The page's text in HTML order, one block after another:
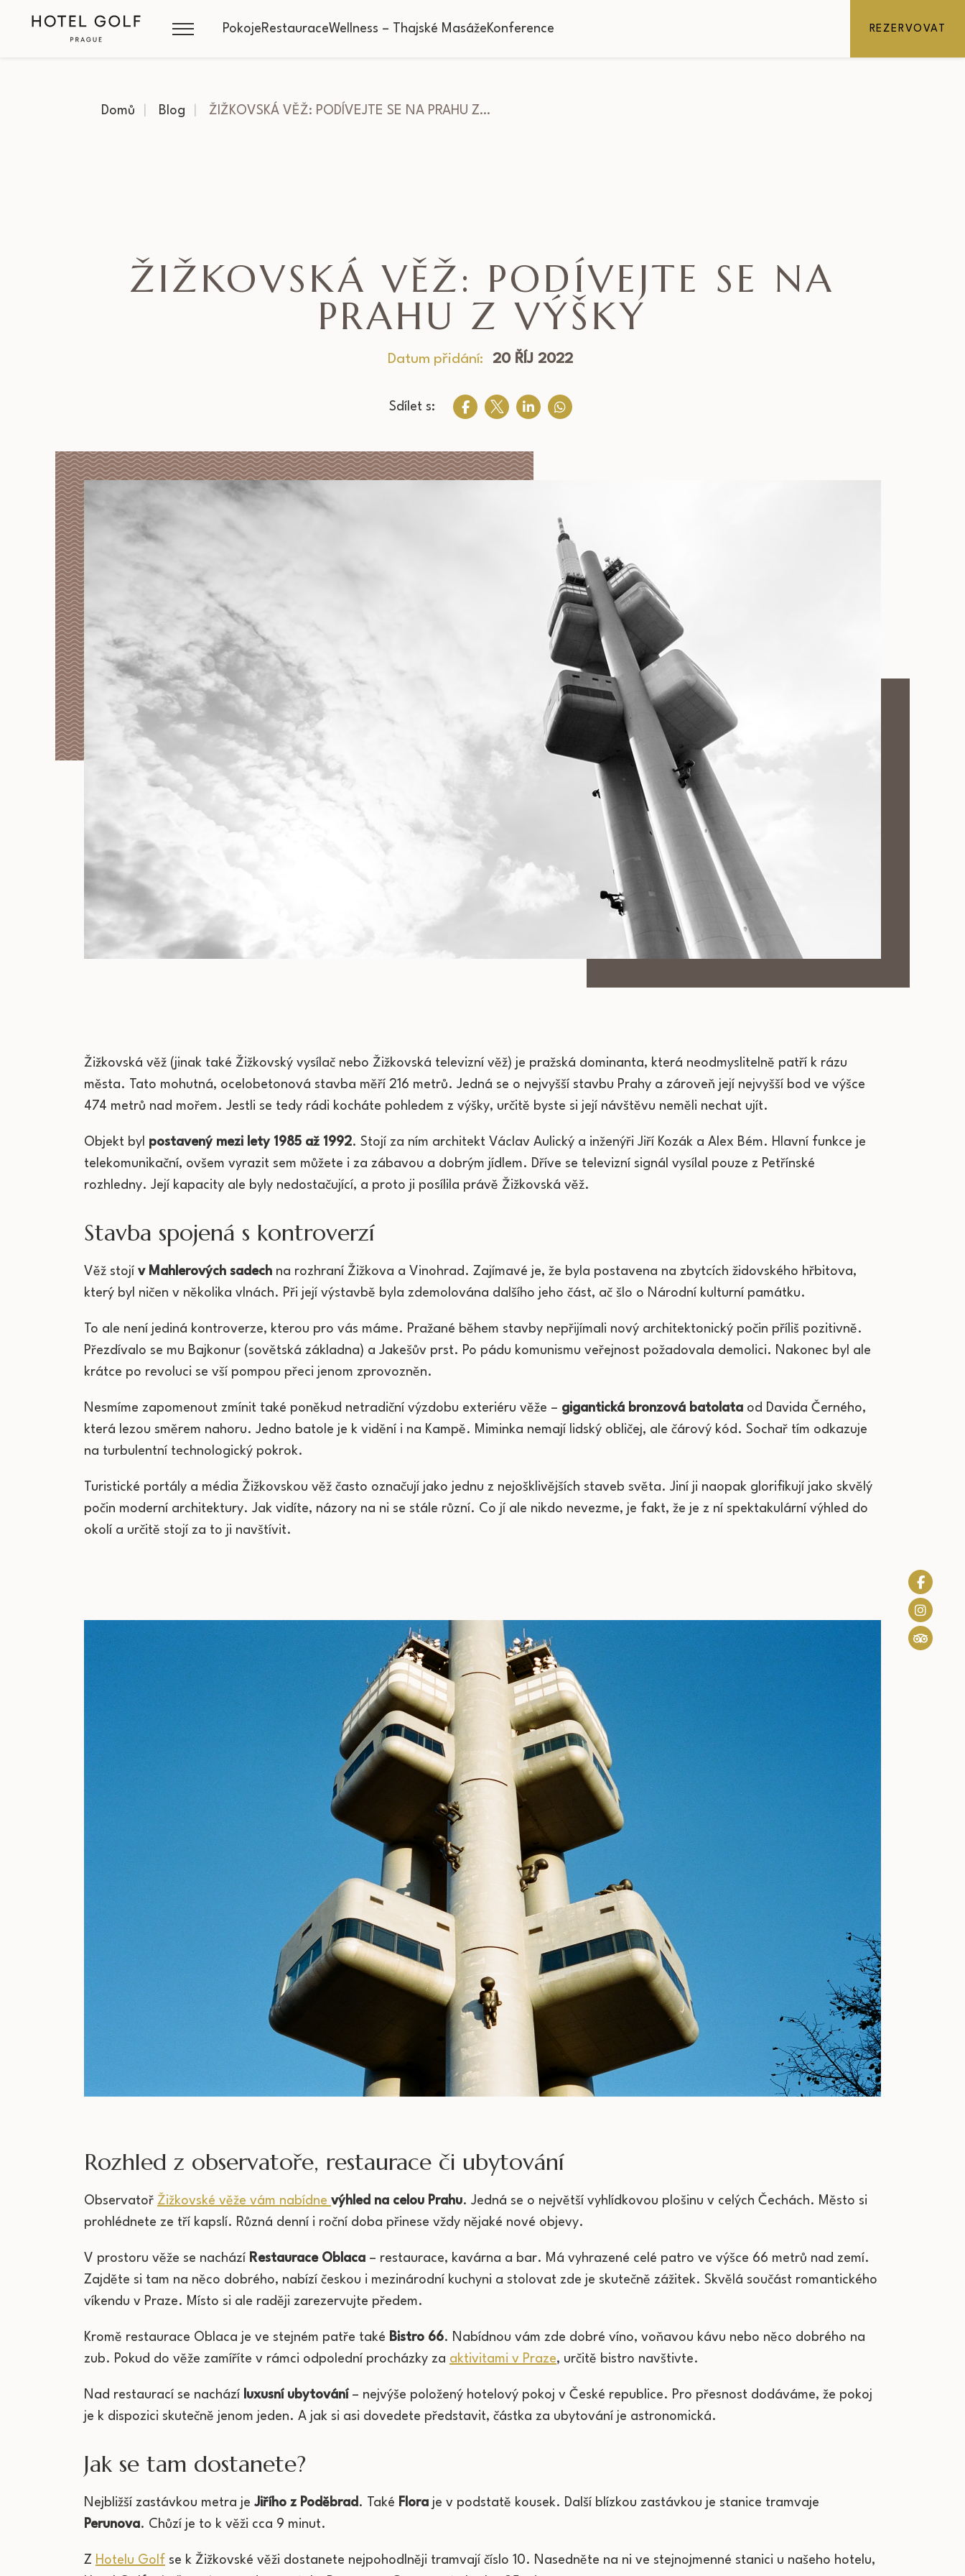
PokojeRestauraceWellness – Thajské MasážeKonference REZERVOVAT
Domů Blog ŽIŽKOVSKÁ VĚŽ: PODÍVEJTE SE NA PRAHU Z…
ŽIŽKOVSKÁ VĚŽ: PODÍVEJTE SE NA
PRAHU Z VÝŠKY
Datum přidání: 20 ŘÍJ 2022
Sdílet s:
Žižkovská věž (jinak také Žižkovský vysílač nebo Žižkovská televizní věž) je pražská dominanta, která neodmyslitelně patří k rázu
města. Tato mohutná, ocelobetonová stavba měří 216 metrů. Jedná se o nejvyšší stavbu Prahy a zároveň její nejvyšší bod ve výšce
474 metrů nad mořem. Jestli se tedy rádi kocháte pohledem z výšky, určitě byste si její návštěvu neměli nechat ujít.
Objekt byl postavený mezi lety 1985 až 1992. Stojí za ním architekt Václav Aulický a inženýři Jiří Kozák a Alex Bém. Hlavní funkce je
telekomunikační, ovšem vyrazit sem můžete i za zábavou a dobrým jídlem. Dříve se televizní signál vysílal pouze z Petřínské
rozhledny. Její kapacity ale byly nedostačující, a proto ji posílila právě Žižkovská věž.
Stavba spojená s kontroverzí
Věž stojí v Mahlerových sadech na rozhraní Žižkova a Vinohrad. Zajímavé je, že byla postavena na zbytcích židovského hřbitova,
který byl ničen v několika vlnách. Při její výstavbě byla zdemolována dalšího jeho část, ač šlo o Národní kulturní památku.
To ale není jediná kontroverze, kterou pro vás máme. Pražané během stavby nepřijímali nový architektonický počin příliš pozitivně.
Přezdívalo se mu Bajkonur (sovětská základna) a Jakešův prst. Po pádu komunismu veřejnost požadovala demolici. Nakonec byl ale
krátce po revoluci se vší pompou přeci jenom zprovozněn.
Nesmíme zapomenout zmínit také poněkud netradiční výzdobu exteriéru věže – gigantická bronzová batolata od Davida Černého,
která lezou směrem nahoru. Jedno batole je k vidění i na Kampě. Miminka nemají lidský obličej, ale čárový kód. Sochař tím odkazuje
na turbulentní technologický pokrok.
Turistické portály a média Žižkovskou věž často označují jako jednu z nejošklivějších staveb světa. Jiní ji naopak glorifikují jako skvělý
počin moderní architektury. Jak vidíte, názory na ni se stále různí. Co jí ale nikdo nevezme, je fakt, že je z ní spektakulární výhled do
okolí a určitě stojí za to ji navštívit.
Rozhled z observatoře, restaurace či ubytování
Observatoř Žižkovské věže vám nabídne výhled na celou Prahu. Jedná se o největší vyhlídkovou plošinu v celých Čechách. Město si
prohlédnete ze tří kapslí. Různá denní i roční doba přinese vždy nějaké nové objevy.
V prostoru věže se nachází Restaurace Oblaca – restaurace, kavárna a bar. Má vyhrazené celé patro ve výšce 66 metrů nad zemí.
Zajděte si tam na něco dobrého, nabízí českou i mezinárodní kuchyni a stolovat zde je skutečně zážitek. Skvělá součást romantického
víkendu v Praze. Místo si ale raději zarezervujte předem.
Kromě restaurace Oblaca je ve stejném patře také Bistro 66. Nabídnou vám zde dobré víno, voňavou kávu nebo něco dobrého na
zub. Pokud do věže zamíříte v rámci odpolední procházky za aktivitami v Praze, určitě bistro navštivte.
Nad restaurací se nachází luxusní ubytování – nejvýše položený hotelový pokoj v České republice. Pro přesnost dodáváme, že pokoj
je k dispozici skutečně jenom jeden. A jak si asi dovedete představit, částka za ubytování je astronomická.
Jak se tam dostanete?
Nejbližší zastávkou metra je Jiřího z Poděbrad . Také Flora je v podstatě kousek. Další blízkou zastávkou je stanice tramvaje
Perunova. Chůzí je to k věži cca 9 minut.
Z Hotelu Golf se k Žižkovské věži dostanete nejpohodlněji tramvají číslo 10. Nasedněte na ni ve stejnojmenné stanici u našeho hotelu,